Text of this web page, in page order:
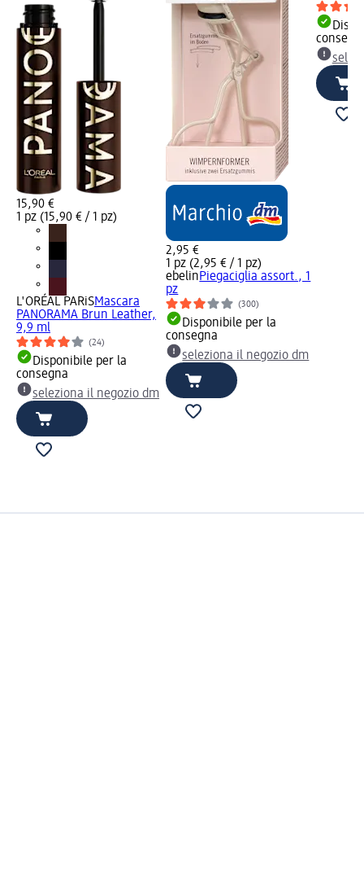
15,90 €
1 pz (15,90 € / 1 pz)
L'ORÉAL PARiSMascara
PANORAMA Brun Leather,
9,9 ml
(24)
Disponibile per la
consegna
seleziona il negozio dm
2,95 €
1 pz (2,95 € / 1 pz)
ebelinPiegaciglia assort., 1
pz
(300)
Disponibile per la
consegna
seleziona il negozio dm